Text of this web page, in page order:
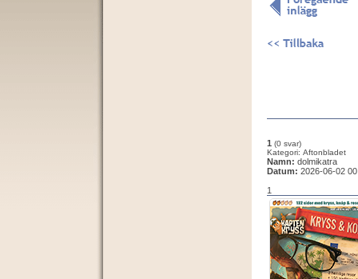
1 (0 svar)
Kategori: Aftonbladet
Namn: dolmikatra
Datum: 2026-06-02
1